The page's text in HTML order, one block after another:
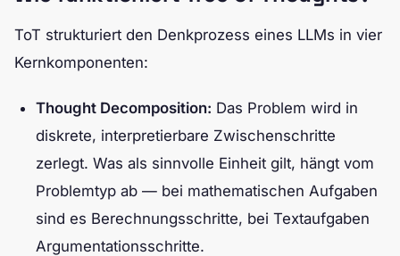
ToT strukturiert den Denkprozess eines LLMs in vier
Kernkomponenten:
Thought Decomposition: Das Problem wird in
diskrete, interpretierbare Zwischenschritte
zerlegt. Was als sinnvolle Einheit gilt, hängt vom
Problemtyp ab — bei mathematischen Aufgaben
sind es Berechnungsschritte, bei Textaufgaben
Argumentationsschritte.